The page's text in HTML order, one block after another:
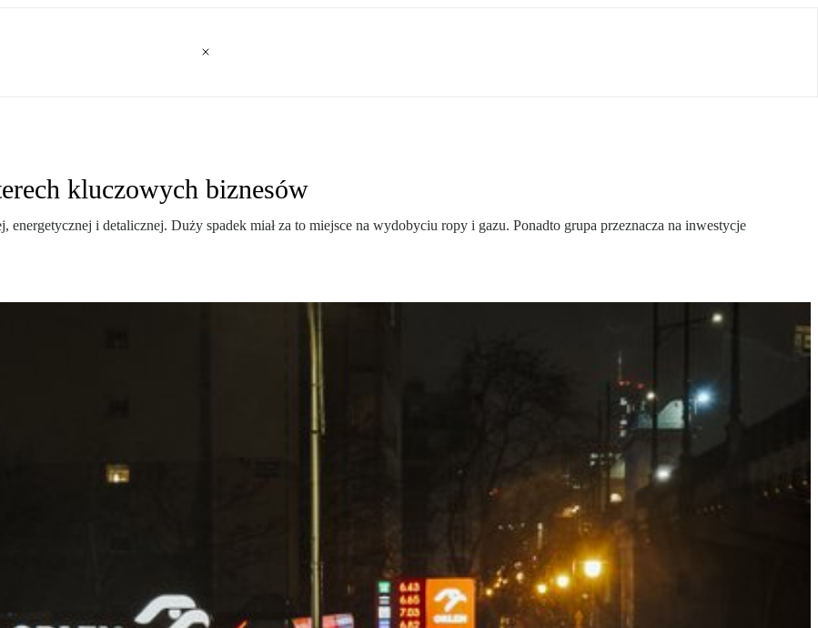
kluczowych biznesów
energetycznej i detalicznej. Duży spadek miał za to miejsce na wydobyciu ropy i gazu. Ponadto grupa przeznacza na inwestycje